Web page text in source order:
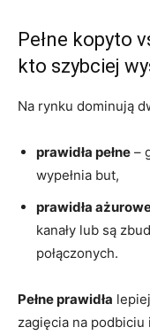
Pełne kopyto
kto szybciej
Na rynku dominują
prawidła pełne –
wypełnia but,
prawidła
kanały lub są
połączonych.
Pełne prawidła
zagięcia na